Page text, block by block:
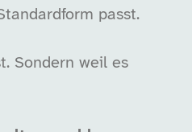
passt.
Sondern weil es